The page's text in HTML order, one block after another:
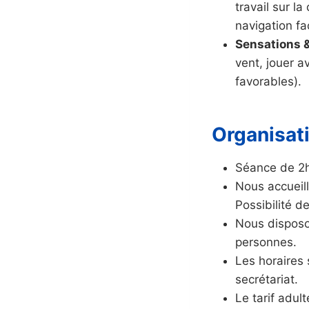
travail sur la
navigation
Sensations
vent, jouer
favorables).
Séance de
Nous
Possibilité
Nous
personnes.
Les
secrétariat.
Le tarif